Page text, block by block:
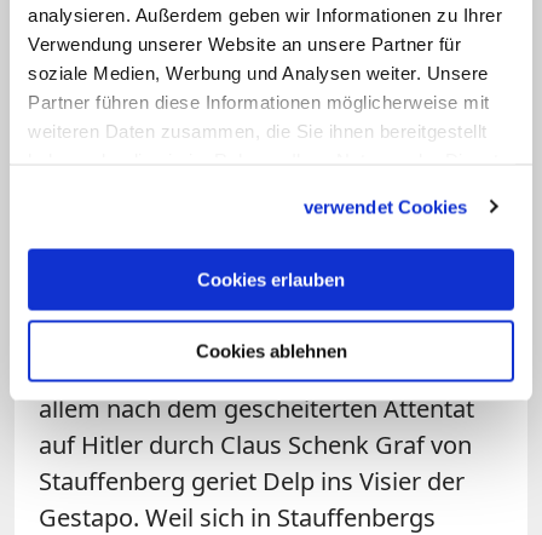
analysieren. Außerdem geben wir Informationen zu Ihrer
Verwendung unserer Website an unsere Partner für
soziale Medien, Werbung und Analysen weiter. Unsere
Partner führen diese Informationen möglicherweise mit
weiteren Daten zusammen, die Sie ihnen bereitgestellt
verwendet Cookies
Cookies erlauben
Cookies ablehnen
sozialphilosophischen Fundamente eines
neuen Deutschlands beisteuerte. Delp
hoffte auf einen "Humanismus im
Namen Gottes", auf ein Erwachen des
"In einer halben Stunde weiß ich mehr
als Sie"
Nach der Verhaftung Moltkes und vor
allem nach dem gescheiterten Attentat
auf Hitler durch Claus Schenk Graf von
Stauffenberg geriet Delp ins Visier der
Gestapo. Weil sich in Stauffenbergs